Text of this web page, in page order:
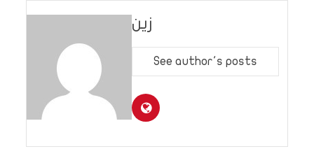
زين
See author's posts